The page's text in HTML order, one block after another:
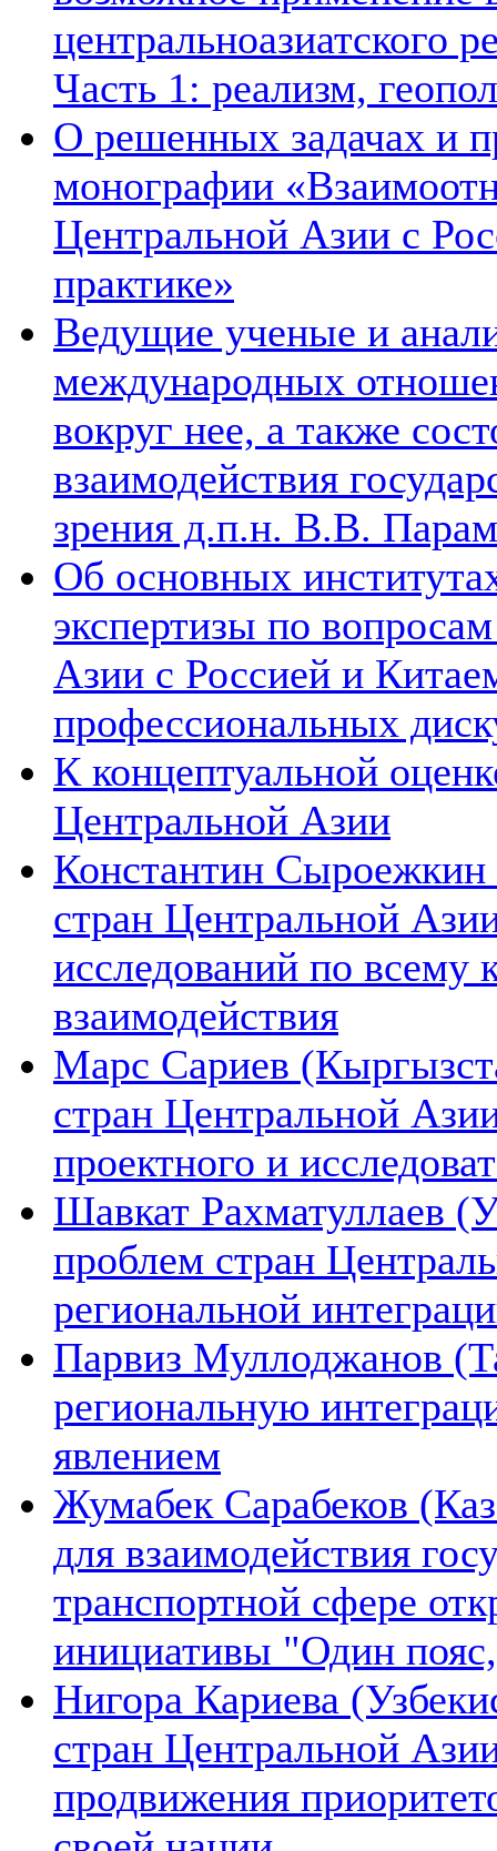
центральноазиатского
Часть 1: реализм,
О решенных задачах и
монографии
Центральной Азии с
практике»
Ведущие ученые и
международных
вокруг нее, а также
взаимодействия
зрения д.п.н. В.В.
Об основных
экспертизы по
Азии с Россией и
профессиональных
К концептуальной
Центральной Азии
Константин Сыроежкин
стран Центральной
исследований по всему
взаимодействия
Марс Сариев
стран Центральной
проектного и
Шавкат Рахматуллаев
проблем стран
региональной
Парвиз Муллоджанов
региональную
явлением
Жумабек Сарабеков
для взаимодействия
транспортной сфере
инициативы "Один
Нигора Кариева
стран Центральной
продвижения